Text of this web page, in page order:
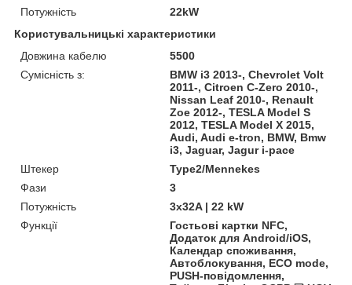
Потужність
22kW
Користувальницькі характеристики
Довжина кабелю
5500
Сумісність з:
BMW i3 2013-, Chevrolet Volt
2011-, Citroen C-Zero 2010-,
Nissan Leaf 2010-, Renault
Zoe 2012-, TESLA Model S
2012, TESLA Model X 2015,
Audi, Audi e-tron, BMW, Bmw
i3, Jaguar, Jagur i-pace
Штекер
Type2/Mennekes
Фази
3
Потужність
3x32A | 22 kW
Функції
Гостьові картки NFC,
Додаток для Android/iOS,
Календар споживання,
Автоблокування, ECO mode,
PUSH-повідомлення,